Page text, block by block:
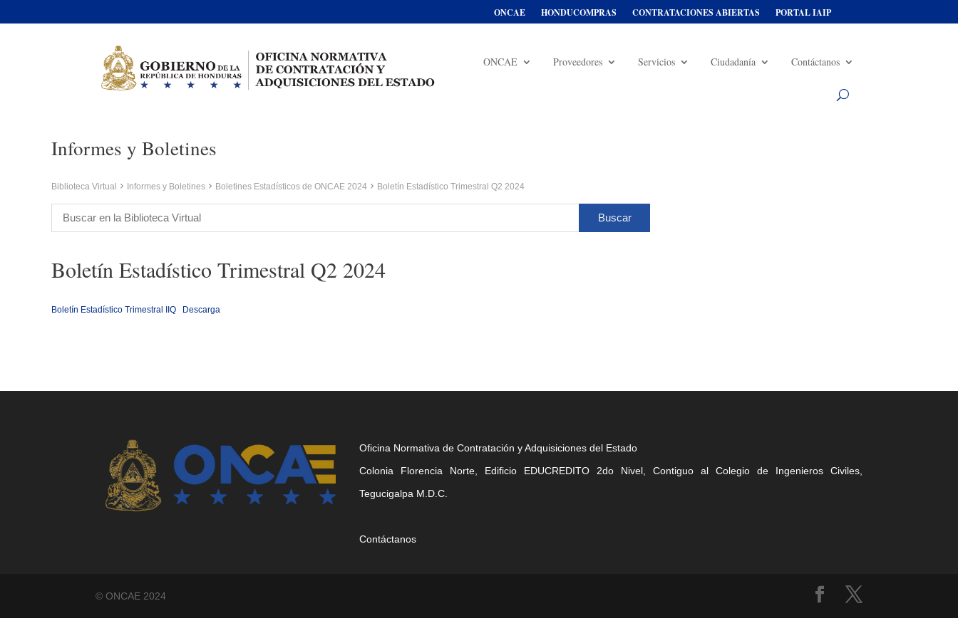
ONCAE HONDUCOMPRAS CONTRATACIONES ABIERTAS PORTAL IAIP
ONCAE Proveedores Servicios Ciudadanía Contáctanos
Informes y Boletines
Biblioteca Virtual Informes y Boletines Boletines Estadísticos de ONCAE 2024 Boletín Estadístico Trimestral Q2 2024
Boletín Estadístico Trimestral Q2 2024
Boletín Estadístico Trimestral IIQ Descarga
Oficina Normativa de Contratación y Adquisiciones del Estado
Colonia Florencia Norte, Edificio EDUCREDITO 2do Nivel, Contiguo al Colegio de Ingenieros Civiles,
Tegucigalpa M.D.C.
Contáctanos
©️ ONCAE 2024